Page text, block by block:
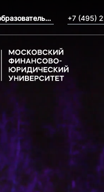
Сведения об образовательной организации +7 (495)